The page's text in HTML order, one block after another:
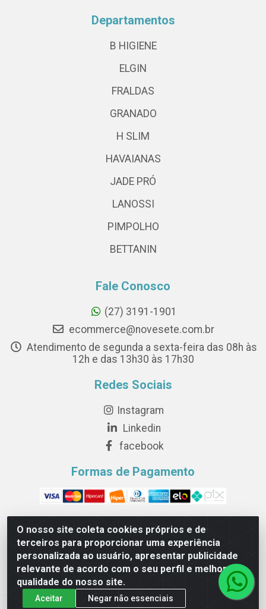
O nosso site coleta cookies próprios e de
terceiros para proporcionar uma experiência
personalizada ao usuário, apresentar publicidade
relevante de acordo com o seu perfil e melhorar a
qualidade do nosso site.
Aceitar Negar não essenciais
Departamentos
B HIGIENE
ELGIN
FRALDAS
GRANADO
H SLIM
HAVAIANAS
JADE PRÓ
LANOSSI
PIMPOLHO
BETTANIN
Fale Conosco
(27) 3191-1901
ecommerce@novesete.com.br
Atendimento de segunda a sexta-feira das 08h às
12h e das 13h30 às 17h30
Redes Sociais
Instagram
Linkedin
facebook
Formas de Pagamento
Novesete Distribuidora LTDA - Avenida Setecentos, S/N,
Terminal Intermodal da Serra, Serra/ES - CEP 29161-414 -
CNPJ 29.479.604/0001-44